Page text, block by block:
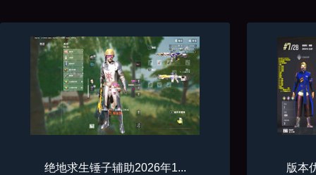
绝地求生锤子辅助2026年1... 版本